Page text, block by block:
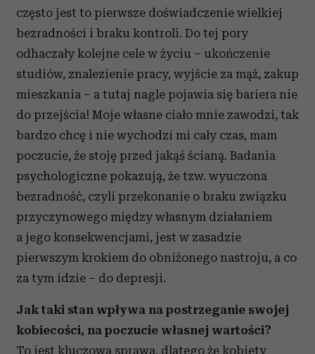
często jest to pierwsze doświadczenie wielkiej
bezradności i braku kontroli. Do tej pory
odhaczały kolejne cele w życiu – ukończenie
studiów, znalezienie pracy, wyjście za mąż, zakup
mieszkania – a tutaj nagle pojawia się bariera nie
do przejścia! Moje własne ciało mnie zawodzi, tak
bardzo chcę i nie wychodzi mi cały czas, mam
poczucie, że stoję przed jakąś ścianą. Badania
psychologiczne pokazują, że tzw. wyuczona
bezradność, czyli przekonanie o braku związku
przyczynowego między własnym działaniem
a jego konsekwencjami, jest w zasadzie
pierwszym krokiem do obniżonego nastroju, a co
za tym idzie – do depresji.
Jak taki stan wpływa na postrzeganie swojej
kobiecości, na poczucie własnej wartości?
To jest kluczowa sprawa, dlatego że kobiety